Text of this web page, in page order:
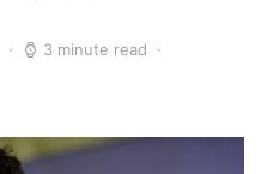
3 minute read